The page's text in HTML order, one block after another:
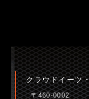
クラウドイーツ
〒460-0002